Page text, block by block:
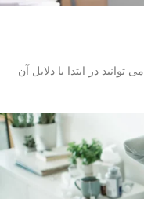
در ابتدا با دلایل آن